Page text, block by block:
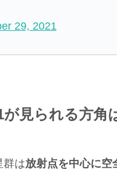
29, 2021
見られる方角
群は放射点を中心に空